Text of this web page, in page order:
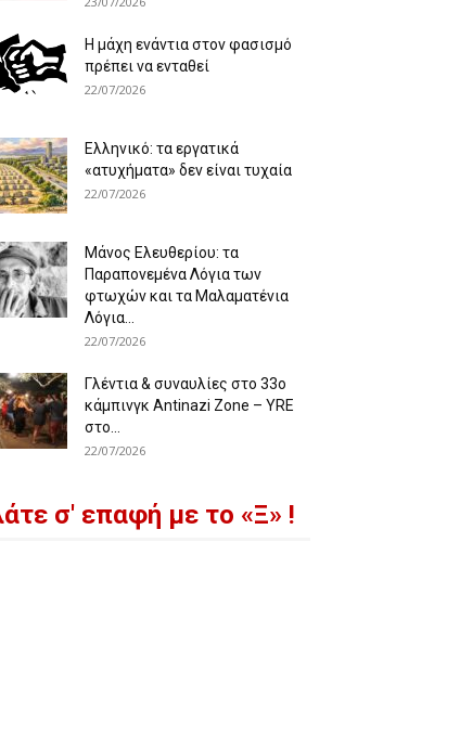
Η μάχη ενάντια στον φασισμό
πρέπει να ενταθεί
22/07/2026
Ελληνικό: τα εργατικά
«ατυχήματα» δεν είναι τυχαία
22/07/2026
Μάνος Ελευθερίου: τα
Παραπονεμένα Λόγια των
φτωχών και τα Μαλαματένια
Λόγια...
22/07/2026
Γλέντια & συναυλίες στο 33ο
κάμπινγκ Antinazi Zone – YRE
στο...
22/07/2026
σ' επαφή με το «Ξ» !